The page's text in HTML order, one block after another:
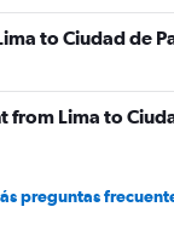
to Ciudad de
from Lima to
preguntas